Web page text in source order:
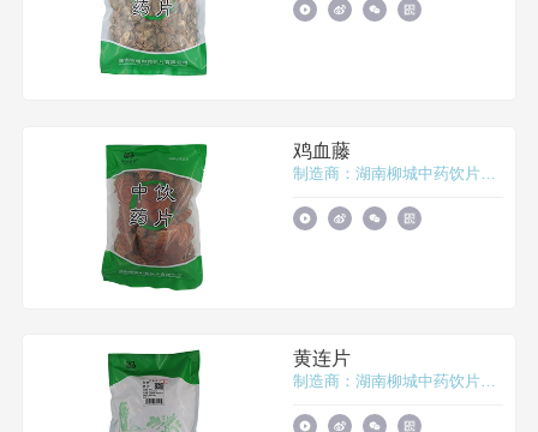
鸡血藤
黄连片
制造商：湖南柳城中药饮片有限公司